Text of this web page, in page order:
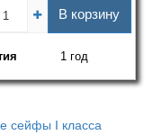
В корзину
1 год
сейфы I класса